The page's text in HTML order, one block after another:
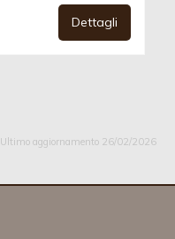
Dettagli
Ultimo aggiornamento 26/02/2026